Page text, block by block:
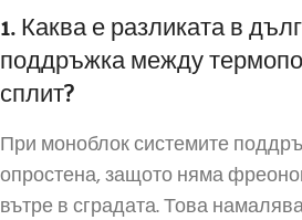
1. Каква е разликата в
поддръжка между
сплит?
При моноблок системите
опростена, защото няма
вътре в сградата. Това